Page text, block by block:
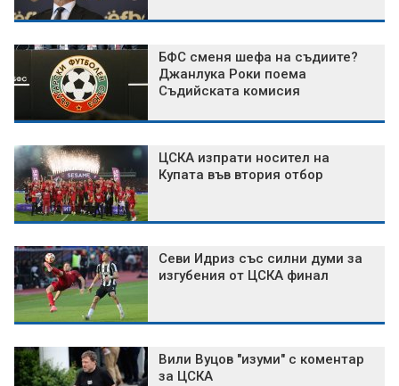
БФС сменя шефа на съдиите?
Джанлука Роки поема
Съдийската комисия
ЦСКА изпрати носител на
Купата във втория отбор
Севи Идриз със силни думи за
изгубения от ЦСКА финал
Вили Вуцов "изуми" с коментар
за ЦСКА